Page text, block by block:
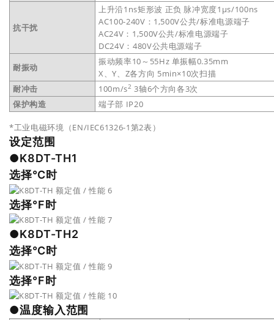
抗干扰
上升沿1ns矩形波 正负 脉冲宽度1μs/100ns
AC100-240V：1,500V公共/标准电源端子
AC24V：1,500V公共/标准电源端子
DC24V：480V公共电源端子
耐振动
振动频率10～55Hz 单振幅0.35mm
X、Y、Z各方向 5min×10次扫描
耐冲击
100m/s2 3轴6个方向各3次
保护构造
端子部 IP20
*工业电磁环境（EN/IEC61326-1第2表）
设定范围
●K8DT-TH1
选择℃时
选择°F时
●K8DT-TH2
选择℃时
选择°F时
●温度输入范围